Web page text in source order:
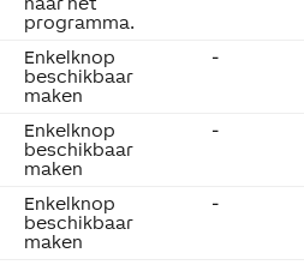
programma.
Enkelknop
beschikbaar
maken
-
Enkelknop
beschikbaar
maken
-
Enkelknop
beschikbaar
maken
-